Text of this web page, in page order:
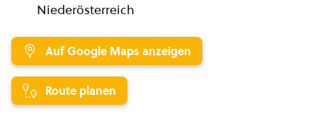
Niederösterreich
Auf Google Maps anzeigen
Route planen